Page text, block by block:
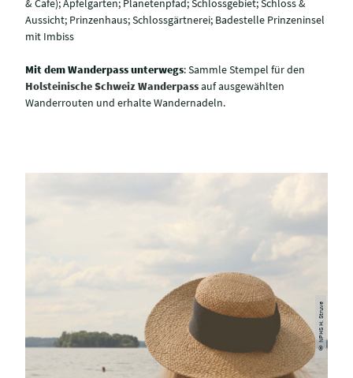
& Cafe); Apfelgarten; Planetenpfad; Schlossgebiet; Schloss &
Aussicht; Prinzenhaus; Schlossgärtnerei; Badestelle Prinzeninsel
mit Imbiss
Mit dem Wanderpass unterwegs: Sammle Stempel für den
Holsteinische Schweiz Wanderpassauf ausgewählten
Wanderrouten und erhalte Wandernadeln.
© NPHS H. Struve